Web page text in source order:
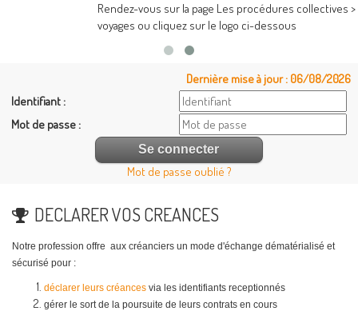
Rendez-vous sur la page Les procédures collectives > Entreprises > FTI
voyages ou cliquez sur le logo ci-dessous
Dernière mise à jour : 06/08/2026
Identifiant :
Mot de passe :
Mot de passe oublié ?
DECLARER VOS CREANCES
Notre profession offre aux créanciers un mode d'échange dématérialisé et
sécurisé pour :
déclarer leurs créances via les identifiants receptionnés
gérer le sort de la poursuite de leurs contrats en cours